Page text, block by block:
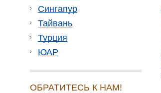
Сингапур
Тайвань
Турция
ЮАР
ОБРАТИТЕСЬ К НАМ!